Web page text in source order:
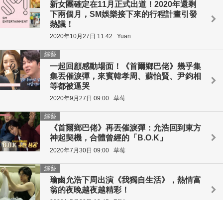
新女團確定在11月正式出道！2020年還剩
下兩個月，SM娛樂接下來的行程計畫引發
熱議！
2020年10月27日 11:42 Yuan
一起回顧感動場面！《首爾鄉巴佬》幾乎集
集丟催淚彈，來賓韓孝周、蘇怡賢、尹鈞相
等都被逼哭
綜藝
2020年9月27日 09:00 草莓
《首爾鄉巴佬》再丟催淚彈：允浩回到東方
神起契機，合體曾經的「B.O.K」
綜藝
2020年7月30日 09:00 草莓
瑜鹵允浩下周出演《我獨自生活》，熱情富
翁的夜晚越夜越精彩！
綜藝